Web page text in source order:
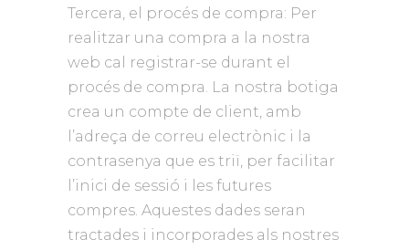
Tercera, el procés de compra: Per
realitzar una compra a la nostra
web cal registrar-se durant el
procés de compra. La nostra botiga
crea un compte de client, amb
l’adreça de correu electrònic i la
contrasenya que es triï, per facilitar
l’inici de sessió i les futures
compres. Aquestes dades seran
tractades i incorporades als nostres